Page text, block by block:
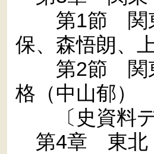
第1節 関東
保、森悟朗、
第2節 関東
格（中山郁）
〔史資料デ
第4章 東北